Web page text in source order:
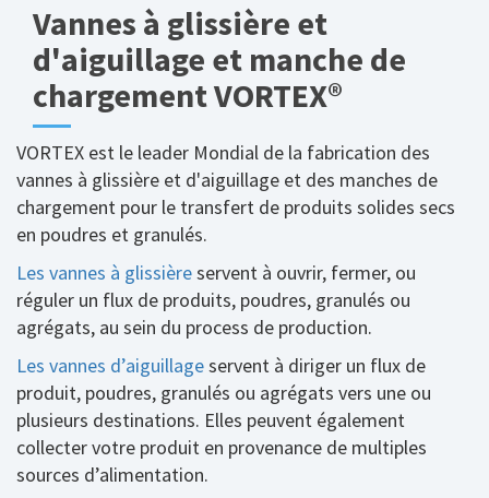
Vannes à glissière et
d'aiguillage et manche de
chargement VORTEX®
VORTEX est le leader Mondial de la fabrication des
vannes à glissière et d'aiguillage et des manches de
chargement pour le transfert de produits solides secs
en poudres et granulés.
Les vannes à glissièreservent à ouvrir, fermer, ou
réguler un flux de produits, poudres, granulés ou
agrégats, au sein du process de production.
Les vannes d’aiguillageservent à diriger un flux de
produit, poudres, granulés ou agrégats vers une ou
plusieurs destinations. Elles peuvent également
collecter votre produit en provenance de multiples
sources d’alimentation.